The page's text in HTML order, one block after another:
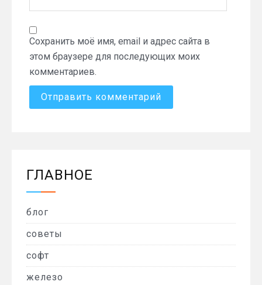
Сохранить моё имя, email и адрес сайта в
этом браузере для последующих моих
комментариев.
ГЛАВНОЕ
блог
советы
софт
железо